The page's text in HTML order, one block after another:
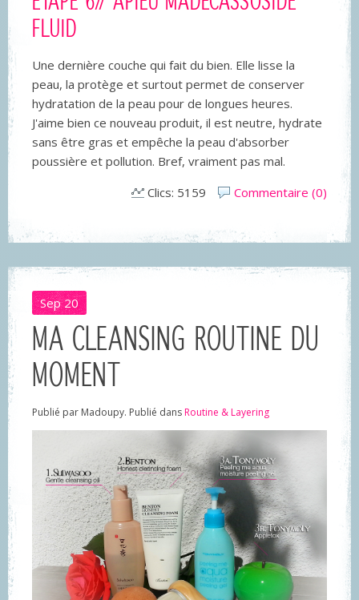
FLUID
Une dernière couche qui fait du bien. Elle lisse la
peau, la protège et surtout permet de conserver
hydratation de la peau pour de longues heures.
J'aime bien ce nouveau produit, il est neutre, hydrate
sans être gras et empêche la peau d'absorber
poussière et pollution. Bref, vraiment pas mal.
Commentaire (0)
Clics: 5159
Sep 20
MA CLEANSING ROUTINE DU
MOMENT
Publié par Madoupy. Publié dansRoutine & Layering